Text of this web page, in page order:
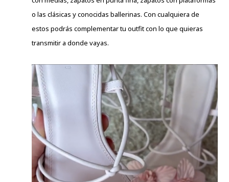
o las clásicas y conocidas ballerinas. Con cualquiera de
estos podrás complementar tu outfit con lo que quieras
transmitir a donde vayas.